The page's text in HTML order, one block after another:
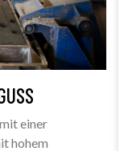
einer
hohem